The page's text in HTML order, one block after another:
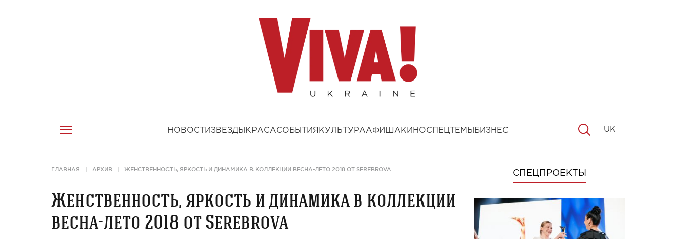
НОВОСТИ ЗВЕЗДЫ КРАСАСОБЫТИЯ КУЛЬТУРААФИША КИНОСПЕЦТЕМЫ БИЗНЕС UK
ГЛАВНАЯ АРХИВ ЖЕНСТВЕННОСТЬ, ЯРКОСТЬ И ДИНАМИКА В КОЛЛЕКЦИИ ВЕСНА-ЛЕТО 2018 ОТ SEREBROVA
Женственность, яркость и динамика в коллекции
весна-лето 2018 от Serebrova
СПЕЦПРОЕКТЫ